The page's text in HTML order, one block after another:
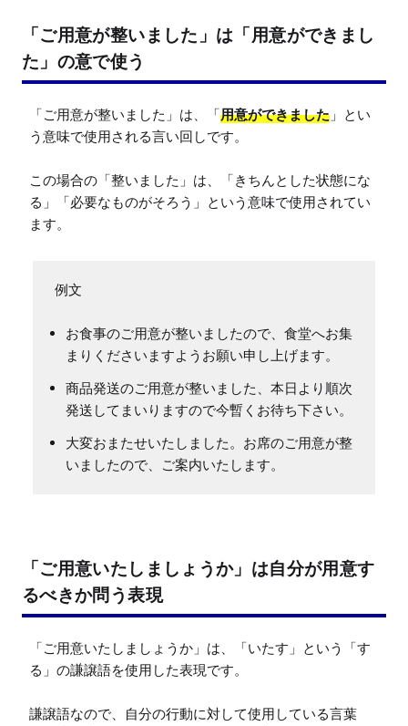
「ご用意が整いました」は「用意ができまし
た」の意で使う
「ご用意が整いました」は、「用意ができました 」とい
う意味で使用される言い回しです。
この場合の「整いました」は、「きちんとした状態にな
る」「必要なものがそろう」という意味で使用されてい
ます。
お食事のご用意が整いましたので、食堂へお集
まりくださいますようお願い申し上げます。
商品発送のご用意が整いました、本日より順次
発送してまいりますので今暫くお待ち下さい。
大変おまたせいたしました。お席のご用意が整
いましたので、ご案内いたします。
「ご用意いたしましょうか」は自分が用意す
るべきか問う表現
「ご用意いたしましょうか」は、「いたす」という「す
る」の謙譲語を使用した表現です。
謙譲語なので、自分の行動に対して使用している言葉